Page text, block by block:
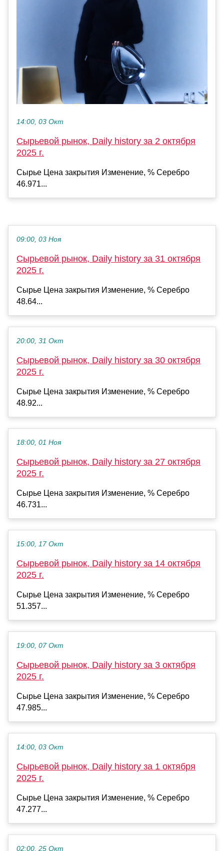
14:00, 03 Окт
Сырьевой рынок, Daily history за 2 октября
2025 г.
Сырье Цена закрытия Изменение, % Серебро
46.971...
09:00, 03 Ноя
Сырьевой рынок, Daily history за 31 октября
2025 г.
Сырье Цена закрытия Изменение, % Серебро
48.64...
20:00, 31 Окт
Сырьевой рынок, Daily history за 30 октября
2025 г.
Сырье Цена закрытия Изменение, % Серебро
48.92...
18:00, 01 Ноя
Сырьевой рынок, Daily history за 27 октября
2025 г.
Сырье Цена закрытия Изменение, % Серебро
46.731...
15:00, 17 Окт
Сырьевой рынок, Daily history за 14 октября
2025 г.
Сырье Цена закрытия Изменение, % Серебро
51.357...
19:00, 07 Окт
Сырьевой рынок, Daily history за 3 октября
2025 г.
Сырье Цена закрытия Изменение, % Серебро
47.985...
14:00, 03 Окт
Сырьевой рынок, Daily history за 1 октября
2025 г.
Сырье Цена закрытия Изменение, % Серебро
47.277...
02:00, 25 Окт